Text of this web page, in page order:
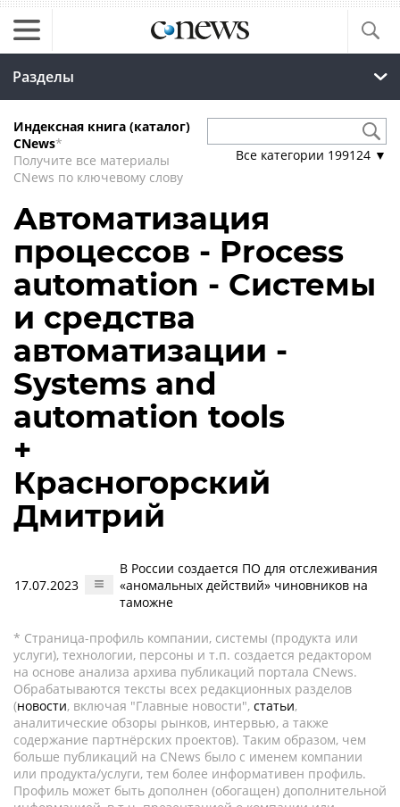
Разделы
Индексная книга (каталог)
CNews*
Получите все материалы
CNews по ключевому слову
Все категории 199124 ▼
Автоматизация
процессов - Process
automation - Системы
и средства
автоматизации -
Systems and
automation tools
+
Красногорский
Дмитрий
17.07.2023
В России создается ПО для отслеживания
«аномальных действий» чиновников на
таможне
* Страница-профиль компании, системы (продукта или
услуги), технологии, персоны и т.п. создается редактором
на основе анализа архива публикаций портала CNews.
Обрабатываются тексты всех редакционных разделов
(новости, включая "Главные новости", статьи,
аналитические обзоры рынков, интервью, а также
содержание партнёрских проектов). Таким образом, чем
больше публикаций на CNews было с именем компании
или продукта/услуги, тем более информативен профиль.
Профиль может быть дополнен (обогащен) дополнительной